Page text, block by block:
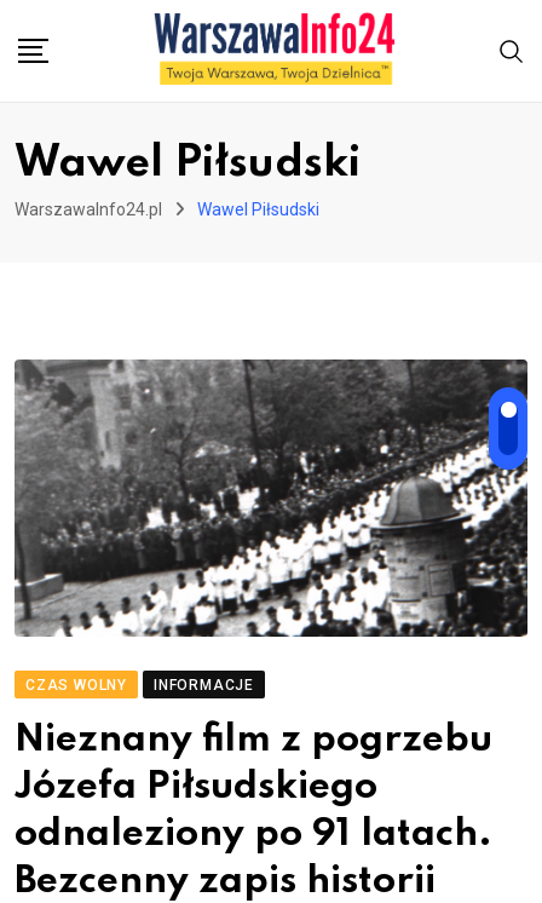
Wawel Piłsudski
WarszawaInfo24.pl Wawel Piłsudski
CZAS WOLNY INFORMACJE
Nieznany film z pogrzebu
Józefa Piłsudskiego
odnaleziony po 91 latach.
Bezcenny zapis historii